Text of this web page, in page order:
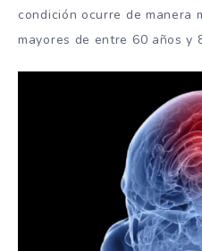
condición ocurre de manera
mayores de entre 60 años y